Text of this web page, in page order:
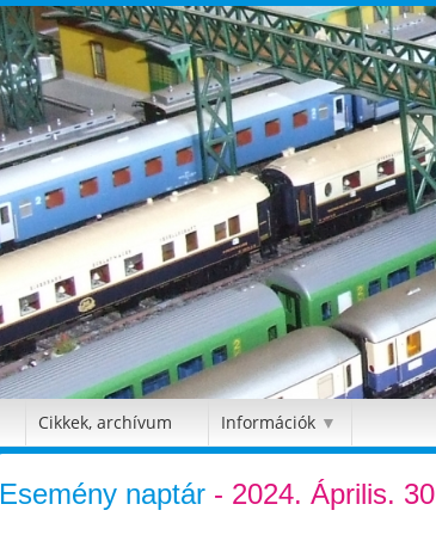
Cikkek, archívum Információk ▼
Esemény naptár - 2024. Április. 30